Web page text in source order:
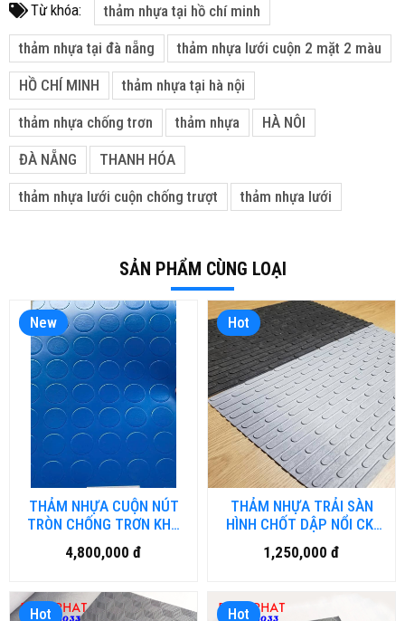
Từ khóa: thảm nhựa tại hồ chí minh
thảm nhựa tại đà nẵng thảm nhựa lưới cuộn 2 mặt 2 màu
HỒ CHÍ MINH thảm nhựa tại hà nội
thảm nhựa chống trơn thảm nhựa HÀ NÔI
ĐÀ NẴNG THANH HÓA
thảm nhựa lưới cuộn chống trượt thảm nhựa lưới
SẢN PHẨM CÙNG LOẠI
New
THẢM NHỰA CUỘN NÚT
TRÒN CHỐNG TRƠN KHỔ
2MX25M NH.DN-HN
4,800,000 đ
Hot
THẢM NHỰA TRẢI SÀN
HÌNH CHỐT DẬP NỔI CK-
HM.01
1,250,000 đ
Hot Hot